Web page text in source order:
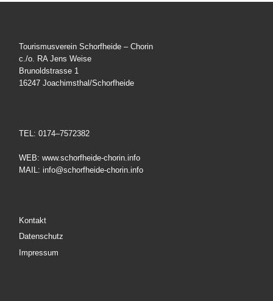
Tourismusverein Schorfheide – Chorin
c./o. RA Jens Weise
Brunoldstrasse 1
16247 Joachimsthal/Schorfheide
TEL: 0174–7572382
WEB: www.schorfheide-chorin.info
MAIL: info@schorfheide-chorin.info
Kontakt
Datenschutz
Impressum